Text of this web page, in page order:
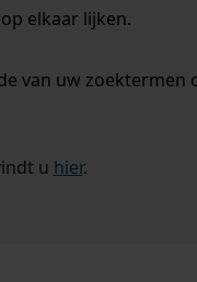
elkaar lijken.
van uw zoektermen
u hier.